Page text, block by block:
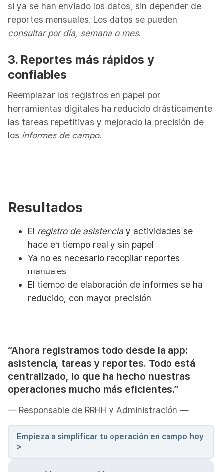
si ya se han enviado los datos, sin depender de
reportes mensuales. Los datos se pueden
consultar por día, semana o mes.
3. Reportes más rápidos y
confiables
Reemplazar los registros en papel por
herramientas digitales ha reducido drásticamente
las tareas repetitivas y mejorado la precisión de
los informes de campo.
Resultados
El registro de asistenciay actividades se
hace en tiempo real y sin papel
Ya no es necesario recopilar reportes
manuales
El tiempo de elaboración de informes se ha
reducido, con mayor precisión
“Ahora registramos todo desde la app:
asistencia, tareas y reportes. Todo está
centralizado, lo que ha hecho nuestras
operaciones mucho más eficientes.”
— Responsable de RRHH y Administración —
Empieza a simplificar tu operación en campo hoy
>